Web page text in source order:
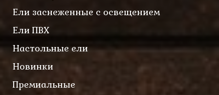
Ели заснеженные с освещением
Ели ПВХ
Настольные ели
Новинки
Премиальные